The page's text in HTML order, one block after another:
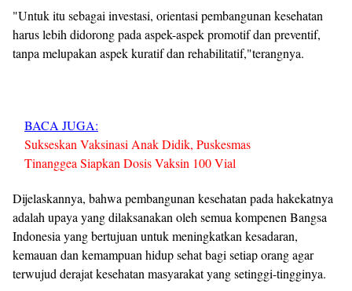
"Untuk itu sebagai investasi, orientasi pembangunan kesehatan
harus lebih didorong pada aspek-aspek promotif dan preventif,
tanpa melupakan aspek kuratif dan rehabilitatif,"terangnya.
BACA JUGA:
Sukseskan Vaksinasi Anak Didik, Puskesmas
Tinanggea Siapkan Dosis Vaksin 100 Vial
Dijelaskannya, bahwa pembangunan kesehatan pada hakekatnya
adalah upaya yang dilaksanakan oleh semua kompenen Bangsa
Indonesia yang bertujuan untuk meningkatkan kesadaran,
kemauan dan kemampuan hidup sehat bagi setiap orang agar
terwujud derajat kesehatan masyarakat yang setinggi-tingginya.